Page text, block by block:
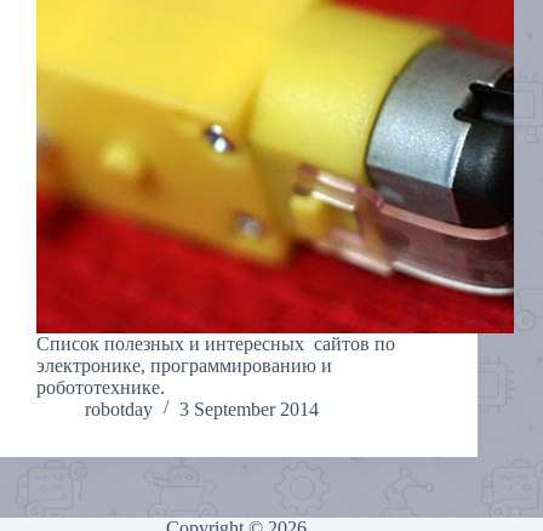
Список полезных и интересных сайтов по
электронике, программированию и
робототехнике.
robotday
3 September 2014